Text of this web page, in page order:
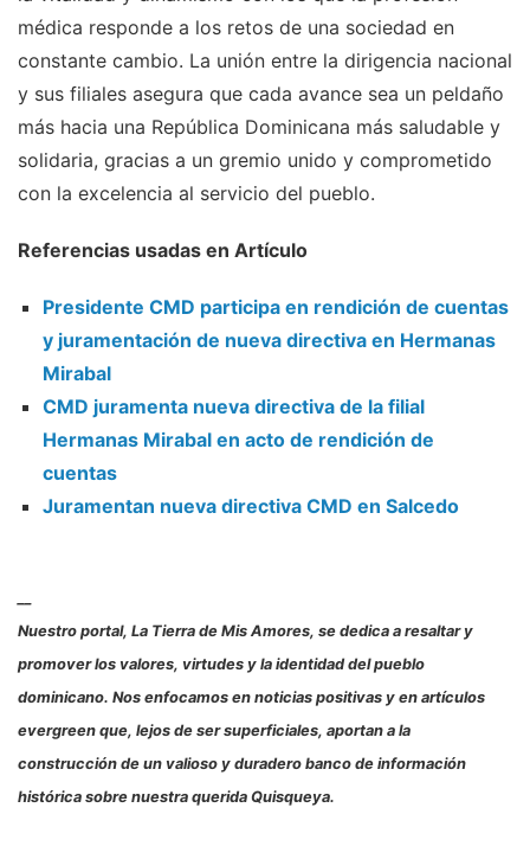
médica responde a los retos de una sociedad en
constante cambio. La unión entre la dirigencia nacional
y sus filiales asegura que cada avance sea un peldaño
más hacia una República Dominicana más saludable y
solidaria, gracias a un gremio unido y comprometido
con la excelencia al servicio del pueblo.
Referencias usadas en Artículo
Presidente CMD participa en rendición de cuentas
y juramentación de nueva directiva en Hermanas
Mirabal
CMD juramenta nueva directiva de la filial
Hermanas Mirabal en acto de rendición de
cuentas
Juramentan nueva directiva CMD en Salcedo
Nuestro portal, La Tierra de Mis Amores, se dedica a resaltar y
promover los valores, virtudes y la identidad del pueblo
dominicano. Nos enfocamos en noticias positivas y en artículos
evergreen que, lejos de ser superficiales, aportan a la
construcción de un valioso y duradero banco de información
histórica sobre nuestra querida Quisqueya.